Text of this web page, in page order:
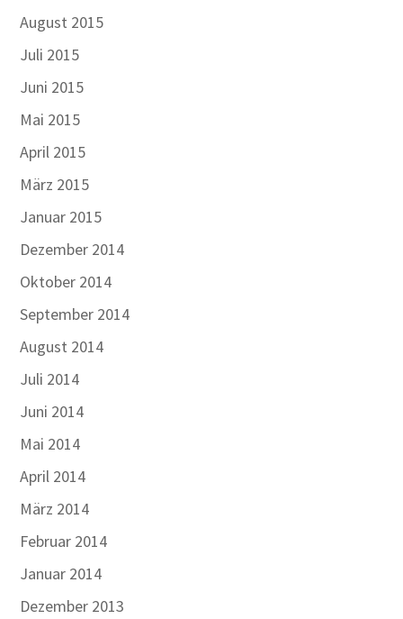
August 2015
Juli 2015
Juni 2015
Mai 2015
April 2015
März 2015
Januar 2015
Dezember 2014
Oktober 2014
September 2014
August 2014
Juli 2014
Juni 2014
Mai 2014
April 2014
März 2014
Februar 2014
Januar 2014
Dezember 2013